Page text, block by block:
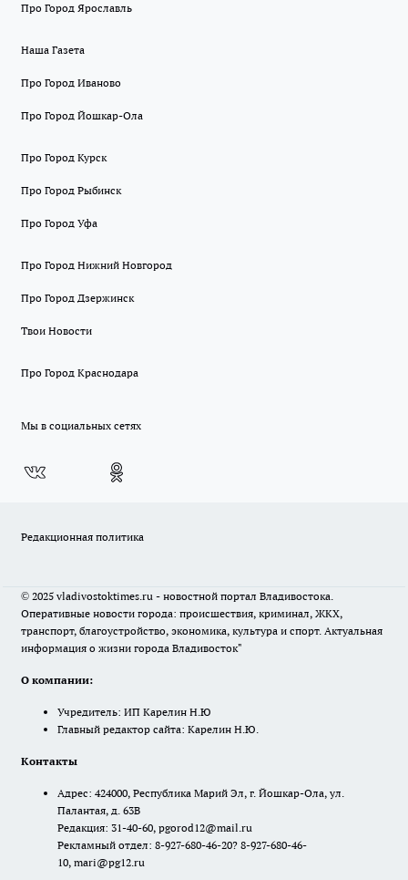
Про Город Ярославль
Наша Газета
Про Город Иваново
Про Город Йошкар-Ола
Про Город Курск
Про Город Рыбинск
Про Город Уфа
Про Город Нижний Новгород
Про Город Дзержинск
Твои Новости
Про Город Краснодара
Мы в социальных сетях
Редакционная политика
© 2025 vladivostoktimes.ru - новостной портал Владивостока.
Оперативные новости города: происшествия, криминал, ЖКХ,
транспорт, благоустройство, экономика, культура и спорт. Актуальная
информация о жизни города Владивосток"
О компании:
Учредитель: ИП Карелин Н.Ю
Главный редактор сайта: Карелин Н.Ю.
Контакты
Адрес: 424000, Республика Марий Эл, г. Йошкар-Ола, ул.
Палантая, д. 63В
Редакция: 31-40-60, pgorod12@mail.ru
Рекламный отдел: 8-927-680-46-20? 8-927-680-46-
10, mari@pg12.ru